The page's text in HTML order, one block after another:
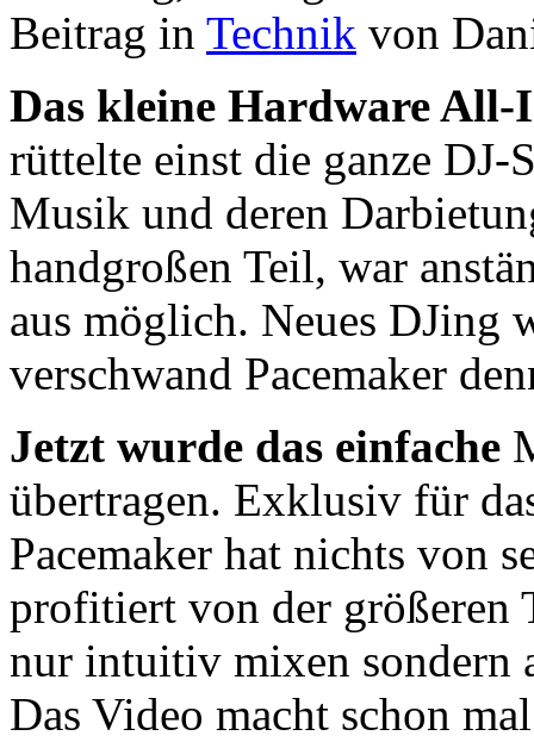
Beitrag in Technik von
Das kleine Hardware
rüttelte einst die ganze DJ-
Musik und deren
handgroßen Teil, war
aus möglich. Neues DJing
verschwand Pacemaker
Jetzt wurde das einfache
übertragen. Exklusiv für
Pacemaker hat nichts von
profitiert von der größeren
nur intuitiv mixen sondern
Das Video macht schon